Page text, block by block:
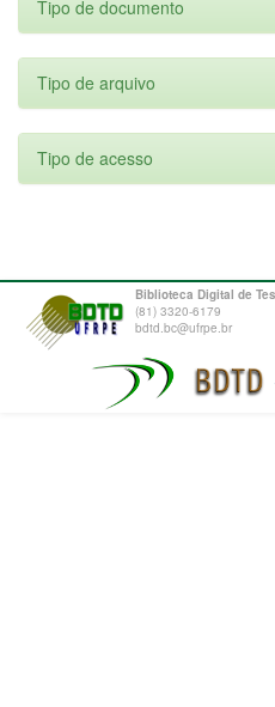
Tipo de documento
Tipo de arquivo
Tipo de acesso
Biblioteca Digital de
(81) 3320-6179
bdtd.bc@ufrpe.br